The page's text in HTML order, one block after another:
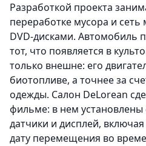
Разработкой проекта
переработке мусора и
DVD-дисками. Автомобиль
тот, что появляется в
только внешне: его
биотопливе, а точнее за
одежды. Салон DeLorean
фильме: в нем
датчики и дисплей,
дату перемещения во